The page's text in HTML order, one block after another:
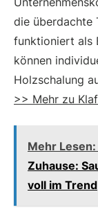
die überdachte
funktioniert als
können
Holzschalung
>> Mehr zu
Mehr Lesen:
Zuhause:
voll im Trend